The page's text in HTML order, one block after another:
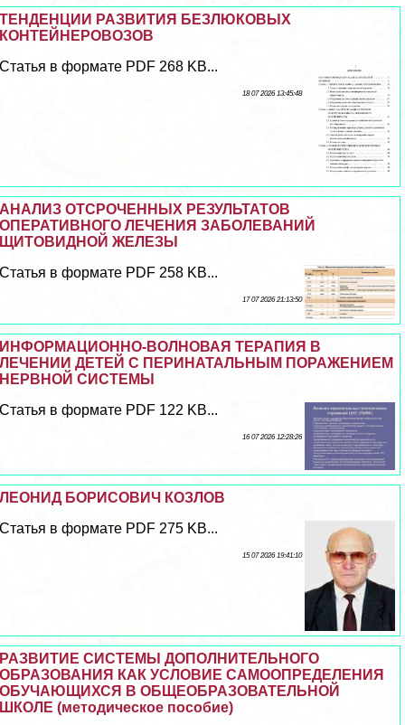
ТЕНДЕНЦИИ РАЗВИТИЯ БЕЗЛЮКОВЫХ
КОНТЕЙНЕРОВОЗОВ
Статья в формате PDF 268 KB...
18 07 2026 13:45:48
АНАЛИЗ ОТСРОЧЕННЫХ РЕЗУЛЬТАТОВ
ОПЕРАТИВНОГО ЛЕЧЕНИЯ ЗАБОЛЕВАНИЙ
ЩИТОВИДНОЙ ЖЕЛЕЗЫ
Статья в формате PDF 258 KB...
17 07 2026 21:13:50
ИНФОРМАЦИОННО-ВОЛНОВАЯ ТЕРАПИЯ В
ЛЕЧЕНИИ ДЕТЕЙ С ПЕРИНАТАЛЬНЫМ ПОРАЖЕНИЕМ
НЕРВНОЙ СИСТЕМЫ
Статья в формате PDF 122 KB...
16 07 2026 12:28:26
ЛЕОНИД БОРИСОВИЧ КОЗЛОВ
Статья в формате PDF 275 KB...
15 07 2026 19:41:10
РАЗВИТИЕ СИСТЕМЫ ДОПОЛНИТЕЛЬНОГО
ОБРАЗОВАНИЯ КАК УСЛОВИЕ САМООПРЕДЕЛЕНИЯ
ОБУЧАЮЩИХСЯ В ОБЩЕОБРАЗОВАТЕЛЬНОЙ
ШКОЛЕ (методическое пособие)